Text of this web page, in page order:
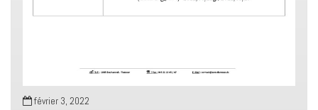
février 3, 2022